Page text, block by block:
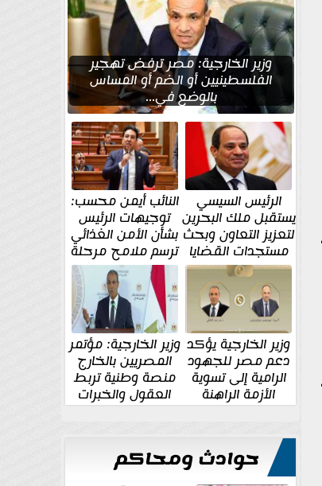
وزير الخارجية: مصر ترفض تهجير
الفلسطينيين أو الضم أو المساس
بالوضع في...
الرئيس السيسي
يستقبل ملك البحرين
لتعزيز التعاون وبحث
مستجدات القضايا
الإقليمية والدولية
النائب أيمن محسب:
توجيهات الرئيس
بشأن الأمن الغذائي
ترسم ملامح مرحلة
جديدة
وزير الخارجية يؤكد
دعم مصر للجهود
الرامية إلى تسوية
الأزمة الراهنة
وزير الخارجية: مؤتمر
المصريين بالخارج
منصة وطنية تربط
العقول والخبرات
المصرية بالدولة
حوادث ومحاكم